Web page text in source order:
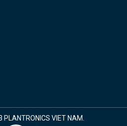
VIET NAM.